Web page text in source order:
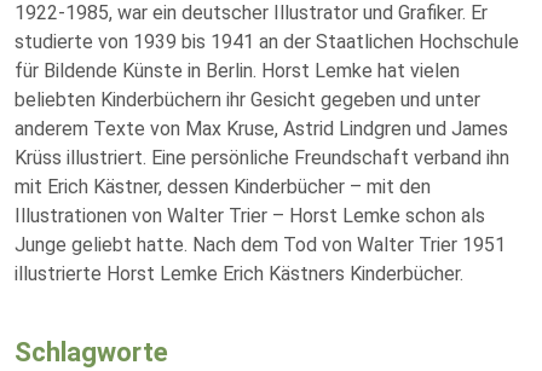
1922-1985, war ein deutscher Illustrator und Grafiker. Er
studierte von 1939 bis 1941 an der Staatlichen Hochschule
für Bildende Künste in Berlin. Horst Lemke hat vielen
beliebten Kinderbüchern ihr Gesicht gegeben und unter
anderem Texte von Max Kruse, Astrid Lindgren und James
Krüss illustriert. Eine persönliche Freundschaft verband ihn
mit Erich Kästner, dessen Kinderbücher – mit den
Illustrationen von Walter Trier – Horst Lemke schon als
Junge geliebt hatte. Nach dem Tod von Walter Trier 1951
illustrierte Horst Lemke Erich Kästners Kinderbücher.
Schlagworte